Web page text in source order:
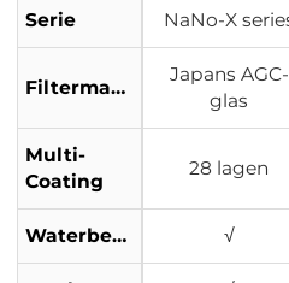
Serie NaNo-X
Filtermateriaal
Japans AGC-
glas
Multi-
Coating
28 lagen
Waterbestendig √